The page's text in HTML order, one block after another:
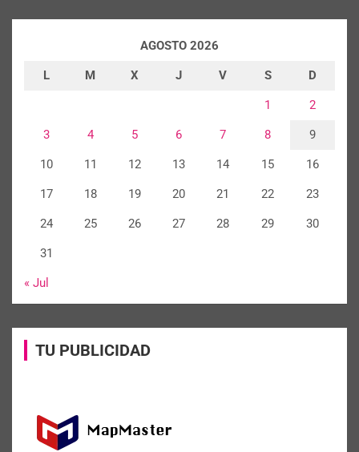
AGOSTO 2026
L M X J V S D
1 2
3 4 5 6 7 8 9
10 11 12 13 14 15 16
17 18 19 20 21 22 23
24 25 26 27 28 29 30
31
« Jul
TU PUBLICIDAD